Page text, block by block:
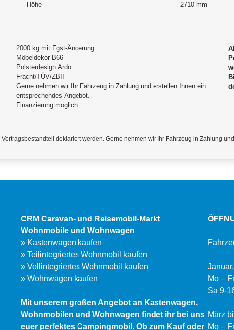
Höhe
2710 mm
2000 kg mit Fgst-Änderung
Möbeldekor B66
Polsterdesign Ardo
Fracht/TÜV/ZBII
Gerne nehmen wir Ihr Fahrzeug in Zahlung und erstellen Ihnen ein
entsprechendes Angebot.
Finanzierung möglich.
deklariert werden. Gerne nehmen wir Ihr Fahrzeug in Zahlung
CRM Caravan- und Reisemobil-Markt
Wohnmobile und Wohnwagen
» Kastenwagen kaufen
» Teilintegriertes Wohnmobil kaufen
» Vollintegriertes Wohnmobil kaufen
» Wohnwagen kaufen
Mit unserem großen Angebot an Kastenwagen,
Wohnmobilen und Wohnwagen findet ihr bei uns
euer perfektes Campingmobil. Ob zum Kauf oder
Mo –
Sa 9-
März
Mo –